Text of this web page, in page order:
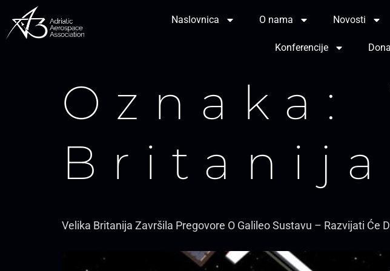
Naslovnica O nama Novosti
Konferencije
Britanija
Velika Britanija Završila Pregovore O Galileo Sustavu – Razvijati Će